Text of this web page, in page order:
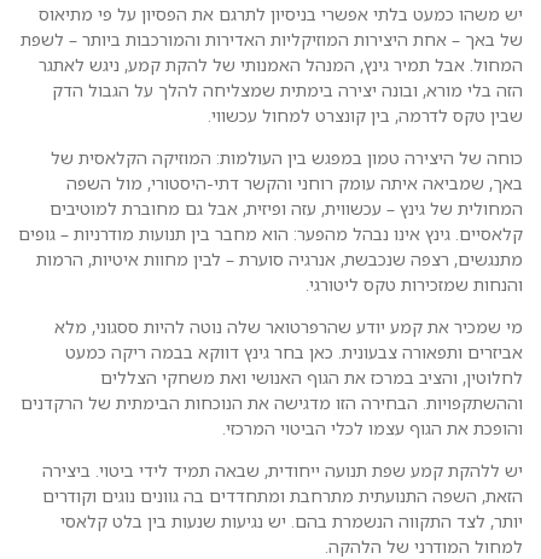
יש משהו כמעט בלתי אפשרי בניסיון לתרגם את הפסיון על פי מתיאוס
של באך – אחת היצירות המוזיקליות האדירות והמורכבות ביותר – לשפת
המחול. אבל תמיר גינץ, המנהל האמנותי של להקת קמע, ניגש לאתגר
הזה בלי מורא, ובונה יצירה בימתית שמצליחה להלך על הגבול הדק
שבין טקס לדרמה, בין קונצרט למחול עכשווי.
כוחה של היצירה טמון במפגש בין העולמות: המוזיקה הקלאסית של
באך, שמביאה איתה עומק רוחני והקשר דתי-היסטורי, מול השפה
המחולית של גינץ – עכשווית, עזה ופיזית, אבל גם מחוברת למוטיבים
קלאסיים. גינץ אינו נבהל מהפער: הוא מחבר בין תנועות מודרניות – גופים
מתנגשים, רצפה שנכבשת, אנרגיה סוערת – לבין מחוות איטיות, הרמות
והנחות שמזכירות טקס ליטורגי.
מי שמכיר את קמע יודע שהרפרטואר שלה נוטה להיות ססגוני, מלא
אביזרים ותפאורה צבעונית. כאן בחר גינץ דווקא בבמה ריקה כמעט
לחלוטין, והציב במרכז את הגוף האנושי ואת משחקי הצללים
וההשתקפויות. הבחירה הזו מדגישה את הנוכחות הבימתית של הרקדנים
והופכת את הגוף עצמו לכלי הביטוי המרכזי.
יש ללהקת קמע שפת תנועה ייחודית, שבאה תמיד לידי ביטוי. ביצירה
הזאת, השפה התנועתית מתרחבת ומתחדדים בה גוונים נוגים וקודרים
יותר, לצד התקווה הנשמרת בהם. יש נגיעות שנעות בין בלט קלאסי
למחול המודרני של הלהקה.